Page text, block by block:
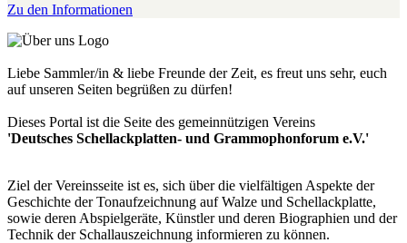
Zu den Informationen
Liebe Sammler/in & liebe Freunde der Zeit, es freut uns sehr, euch
auf unseren Seiten begrüßen zu dürfen!
Dieses Portal ist die Seite des gemeinnützigen Vereins
'Deutsches Schellackplatten- und Grammophonforum e.V.'
Ziel der Vereinsseite ist es, sich über die vielfältigen Aspekte der
Geschichte der Tonaufzeichnung auf Walze und Schellackplatte,
sowie deren Abspielgeräte, Künstler und deren Biographien und der
Technik der Schallauszeichnung informieren zu können.